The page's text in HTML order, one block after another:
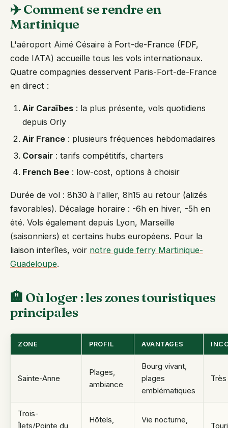
✈️ Comment se rendre en
Martinique
L'aéroport Aimé Césaire à Fort-de-France (FDF,
code IATA) accueille tous les vols internationaux.
Quatre compagnies desservent Paris-Fort-de-France
en direct :
Air Caraïbes : la plus présente, vols quotidiens
depuis Orly
Air France : plusieurs fréquences hebdomadaires
Corsair : tarifs compétitifs, charters
French Bee : low-cost, options à choisir
Durée de vol : 8h30 à l'aller, 8h15 au retour (alizés
favorables). Décalage horaire : -6h en hiver, -5h en
été. Vols également depuis Lyon, Marseille
(saisonniers) et certains hubs européens. Pour la
liaison interîles, voir notre guide ferry Martinique-
Guadeloupe.
🏨 Où loger : les zones touristiques
principales
ZONE PROFIL AVANTAGES
Sainte-Anne
Plages,
ambiance
Bourg vivant,
plages
emblématiques
Trois-
Îlets/Pointe du
Hôtels,
Vie nocturne,